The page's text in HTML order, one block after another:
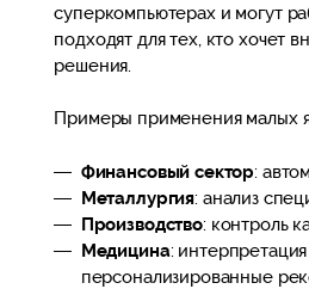
суперкомпьютерах и могут
подходят для тех, кто хочет
решения.
Примеры применения малых
Финансовый сектор:
Металлургия: анализ
Производство: контроль
Медицина:
персонализированные